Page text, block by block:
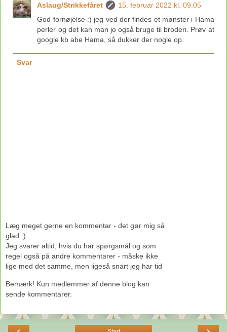
Aslaug/Strikkefåret
15. februar 2022 kl. 09.05
God fornøjelse :) jeg ved der findes et mønster i Hama
perler og det kan man jo også bruge til broderi. Prøv at
google kb abe Hama, så dukker der nogle op.
Svar
Læg meget gerne en kommentar - det gør mig så
glad :)
Jeg svarer altid, hvis du har spørgsmål og som
regel også på andre kommentarer - måske ikke
lige med det samme, men ligeså snart jeg har tid
Bemærk! Kun medlemmer af denne blog kan
sende kommentarer.